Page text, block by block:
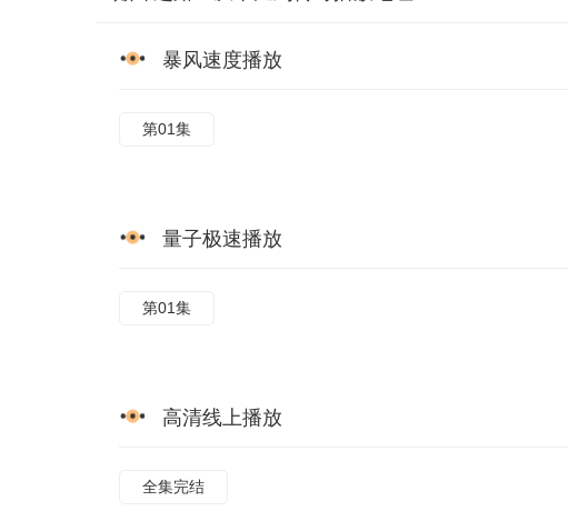
暴风速度播放
第01集
量子极速播放
第01集
高清线上播放
全集完结